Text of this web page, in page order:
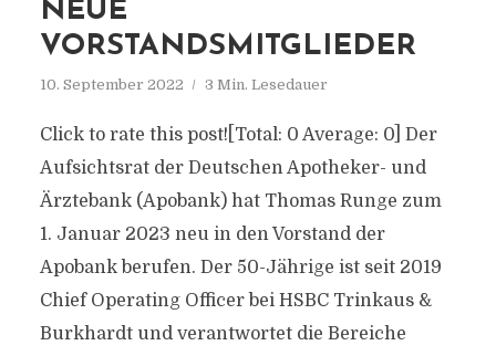
NEUE
VORSTANDSMITGLIEDER
10. September 2022 3 Min. Lesedauer
Click to rate this post![Total: 0 Average: 0] Der
Aufsichtsrat der Deutschen Apotheker- und
Ärztebank (Apobank) hat Thomas Runge zum
1. Januar 2023 neu in den Vorstand der
Apobank berufen. Der 50-Jährige ist seit 2019
Chief Operating Officer bei HSBC Trinkaus &
Burkhardt und verantwortet die Bereiche